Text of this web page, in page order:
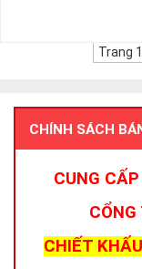
Trang
CHÍNH SÁCH
CUNG
CHIẾT